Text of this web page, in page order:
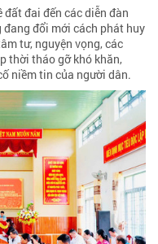
đai đến các diễn đàn
đang đổi mới cách phát huy
tư, nguyện vọng, các
thời tháo gỡ khó khăn,
niềm tin của người dân.